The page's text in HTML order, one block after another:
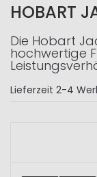
HOBART
Die Hobart
hochwertige
Lieferzeit 2-4